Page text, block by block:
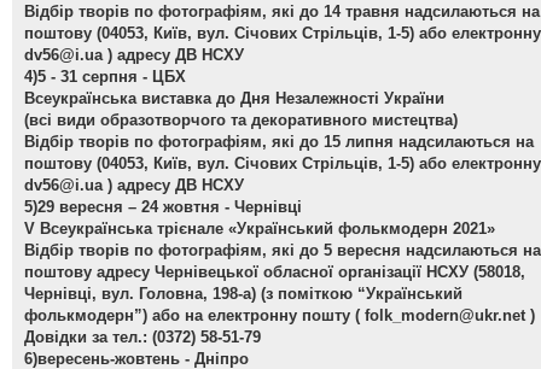
Відбір творів по фотографіям, які до 14 травня надсилаються на
поштову (04053, Київ, вул. Січових Стрільців, 1-5) або
dv56@i.ua ) адресу ДВ НСХУ
4)5 - 31 серпня - ЦБХ
Всеукраїнська виставка до Дня Незалежності України
(всі види образотворчого та декоративного мистецтва)
Відбір творів по фотографіям, які до 15 липня надсилаються на
поштову (04053, Київ, вул. Січових Стрільців, 1-5) або
dv56@i.ua ) адресу ДВ НСХУ
5)29 вересня – 24 жовтня - Чернівці
V Всеукраїнська трієнале «Український фолькмодерн 2021»
Відбір творів по фотографіям, які до 5 вересня надсилаються на
поштову адресу Чернівецької обласної організації НСХУ (58018,
Чернівці, вул. Головна, 198-а) (з поміткою “Український
фолькмодерн”) або на електронну пошту ( folk_modern@ukr.net )
Довідки за тел.: (0372) 58-51-79
6)вересень-жовтень - Дніпро